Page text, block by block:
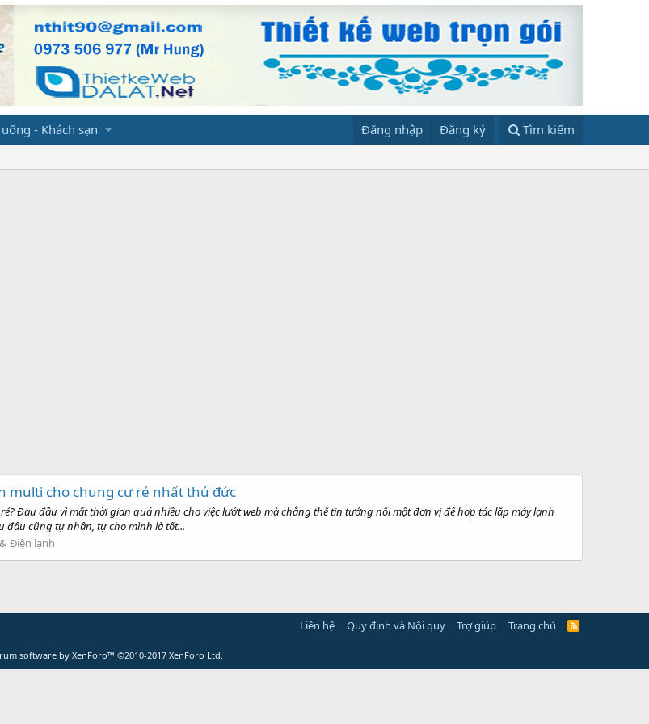
- Khách sạn Đăng nhập Đăng ký Tìm kiếm
multi cho chung cư rẻ nhất thủ đức
Đau đầu vì mất thời gian quá nhiều cho việc lướt web mà chẳng thể tin tưởng nổi một đơn vị để hợp tác lắp máy lạnh
đâu cũng tự nhận, tự cho mình là tốt...
Điện lạnh
Liên hệ Quy định và Nội quy Trợ giúp Trang chủ
software by XenForo™ ©2010-2017 XenForo Ltd.